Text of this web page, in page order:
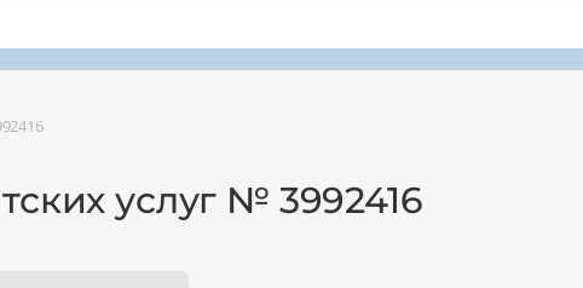
услуг № 3992416